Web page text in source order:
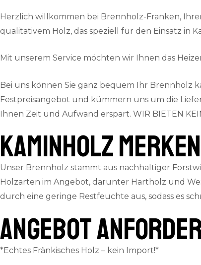
Herzlich willkommen bei Brennholz-Franken,
qualitativem Holz, das speziell für den Einsatz in
Mit unserem Service möchten wir Ihnen das
Bei uns können Sie ganz bequem Ihr Brennholz
Festpreisangebot und kümmern uns um die
Ihnen Zeit und Aufwand erspart. WIR BIETEN
Kaminholz
Unser Brennholz stammt aus nachhaltiger
Holzarten im Angebot, darunter Hartholz und
durch eine geringe Restfeuchte aus, sodass es
ANGEBOT
*Echtes Fränkisches Holz – kein Import!*